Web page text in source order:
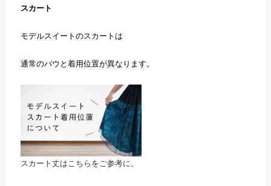
スカート
モデルスイートのスカートは
通常のパウと着用位置が異なります。
スカート丈はこちらをご参考に。